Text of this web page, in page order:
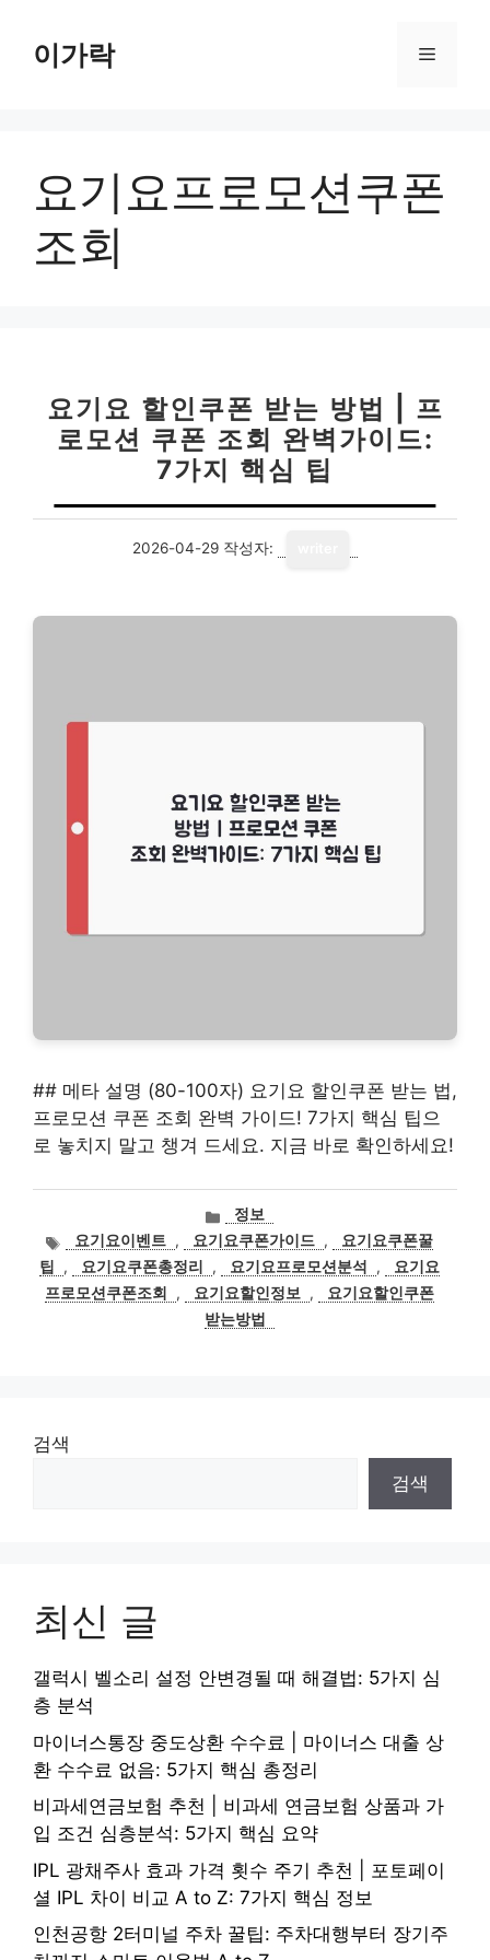
이가락 메
요기요프로모션쿠폰
조회
요기요 할인쿠폰 받는 방법 | 프
로모션 쿠폰 조회 완벽가이드:
7가지 핵심 팁
2026-04-29 작성자:
## 메타 설명 (80-100자) 요기요 할인쿠폰 받는 법,
프로모션 쿠폰 조회 완벽 가이드! 7가지 핵심 팁으
로 놓치지 말고 챙겨 드세요. 지금 바로 확인하세요!
카
테
고
리
정보
태요기요이벤트 , 요기요쿠폰가이드 ,
요기요쿠폰꿀
팁
, 요기요쿠폰총정리 , 요기요프로모션분석 ,
요기요
프로모션쿠폰조회
, 요기요할인정보 ,
요기요할인쿠폰
받는방법
검색
검색
최신 글
갤럭시 벨소리 설정 안변경될 때 해결법: 5가지 심
층 분석
마이너스통장 중도상환 수수료 | 마이너스 대출 상
환 수수료 없음: 5가지 핵심 총정리
비과세연금보험 추천 | 비과세 연금보험 상품과 가
입 조건 심층분석: 5가지 핵심 요약
IPL 광채주사 효과 가격 횟수 주기 추천 | 포토페이
셜 IPL 차이 비교 A to Z: 7가지 핵심 정보
인천공항 2터미널 주차 꿀팁: 주차대행부터 장기주